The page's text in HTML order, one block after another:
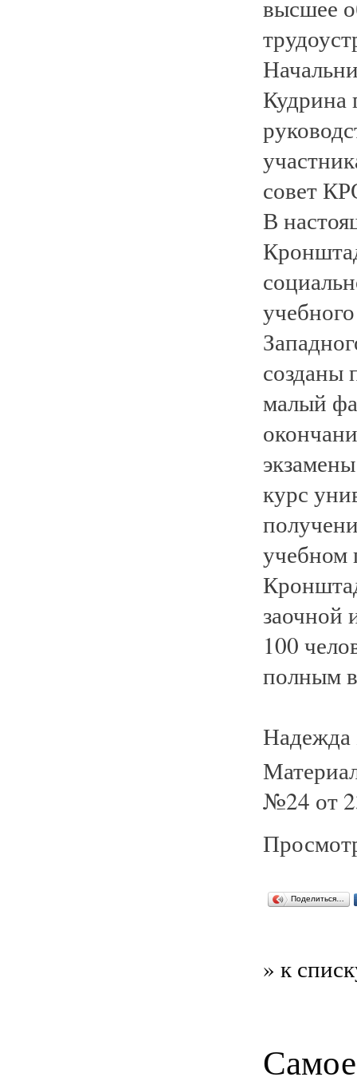
высшее
Кудрина
совет
В
созданы
малый
курс
учебном
заочной
100
полным
№24 от
Поделиться…
» к